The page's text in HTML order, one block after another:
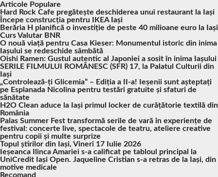
Articole Populare
Hard Rock Cafe pregătește deschiderea unui restaurant la Iași
Începe construcția pentru IKEA Iași
Berăria H planifică o investiție de peste 40 milioane euro la Iași
Curs Valutar BNR
O nouă viață pentru Casa Kieser: Monumentul istoric din inima
Iașului se redeschide sâmbătă
Oishi Ramen: Gustul autentic al Japoniei a sosit în inima Iașului
SERILE FILMULUI ROMÂNESC (SFR) 17, la Palatul Culturii din
Iași
„Controlează-ți Glicemia” – Ediția a II-a! Ieșenii sunt așteptați
pe Esplanada Nicolina pentru testări gratuite și sfaturi de
sănătate
H2O Clean aduce la Iași primul locker de curățătorie textilă din
România
Palas Summer Fest transformă serile de vară în experiențe de
festival: concerte live, spectacole de teatru, ateliere creative
pentru copii și multe surprize
Topul știrilor din Iași, Vineri 17 Iulie 2026
Ieșeanca Ilinca Amariei s-a calificat pe tabloul principal la
UniCredit Iași Open. Jaqueline Cristian s-a retras de la Iași, din
motive medicale
Recomand